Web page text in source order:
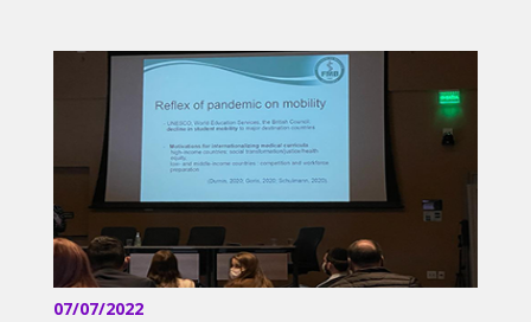
07/07/2022